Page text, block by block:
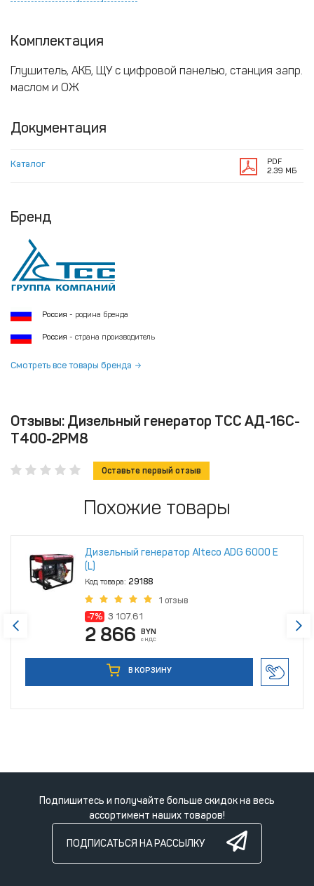
Комплектация
Глушитель, АКБ, ЩУ с цифровой панелью, станция запр.
маслом и ОЖ
Документация
Каталог
PDF
2.39 МБ
Бренд
Россия - родина бренда
Россия - страна производитель
Смотреть все товары бренда
Отзывы: Дизельный генератор ТСС АД-16С-
Т400-2РМ8
Оставьте первый отзыв
Похожие товары
Дизельный генератор Alteco ADG 6000 Е
(L)
Код товара: 29188
1 отзыв
-7% 3 107.61
2 866 BYN
с НДС
В КОРЗИНУ
Подпишитесь и получайте больше скидок на весь
ассортимент наших товаров!
ПОДПИСАТЬСЯ НА РАССЫЛКУ